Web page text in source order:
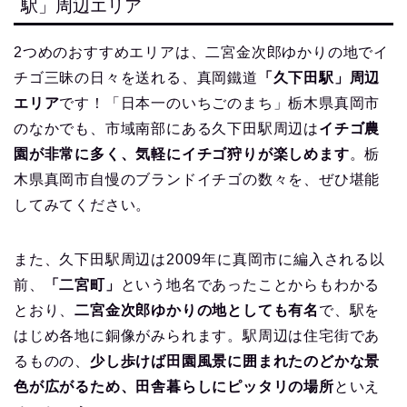
駅」周辺エリア
2つめのおすすめエリアは、二宮金次郎ゆかりの地でイ
チゴ三昧の日々を送れる、真岡鐵道
「久下田駅」周辺
エリアです！「日本一のいちごのまち」栃木県真岡市
のなかでも、市域南部にある久下田駅周辺はイチゴ農
園が非常に多く、気軽にイチゴ狩りが楽しめます。栃
木県真岡市自慢のブランドイチゴの数々を、ぜひ堪能
してみてください。
また、久下田駅周辺は2009年に真岡市に編入される以
前、
「二宮町」
という地名であったことからもわかる
とおり、二宮金次郎ゆかりの地としても有名 で、駅を
はじめ各地に銅像がみられます。駅周辺は住宅街であ
るものの、 少し歩けば田園風景に囲まれたのどかな景
色が広がるため、田舎暮らしにピッタリの場所といえ